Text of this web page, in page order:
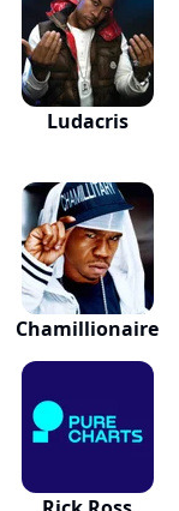
Ludacris
Chamillionaire